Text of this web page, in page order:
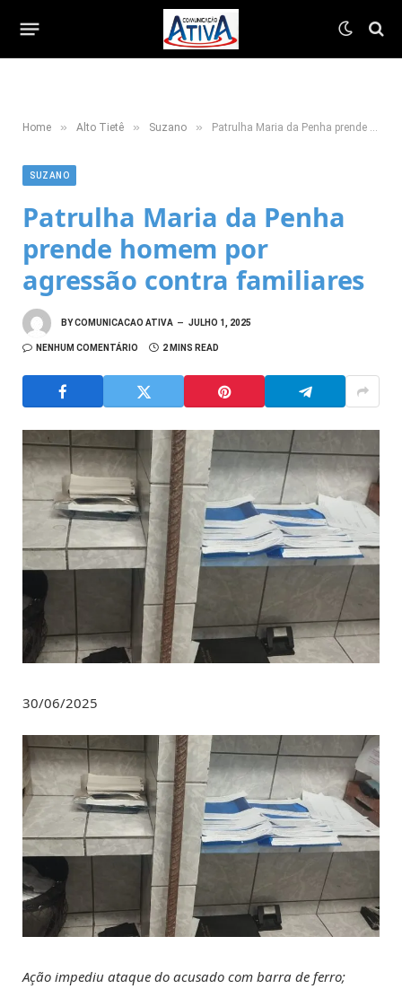
Home » Alto Tietê » Suzano » Patrulha Maria da Penha prende homem por agressão contra familiares
SUZANO
Patrulha Maria da Penha
prende homem por
agressão contra familiares
BYCOMUNICACAO ATIVA JULHO 1, 2025
NENHUM COMENTÁRIO 2 MINS READ
30/06/2025
Ação impediu ataque do acusado com barra de ferro;